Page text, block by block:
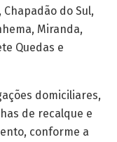
do Sul,
Miranda,
Quedas e
domiciliares,
de recalque e
conforme a